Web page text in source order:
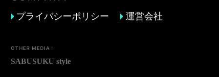
プライバシーポリシー 運営会社
OTHER MEDIA :